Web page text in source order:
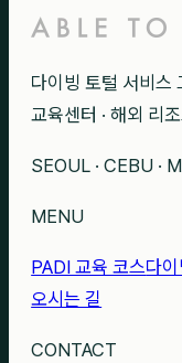
다이빙 토털 서비스
교육센터 · 해외 리
SEOUL · CEBU ·
MENU
PADI 교육 코스다
오시는 길
CONTACT